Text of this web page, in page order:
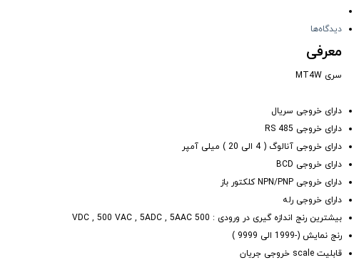
دیدگاه‌ها
معرفی
سری MT4W
دارای خروجی سریال
دارای خروجی RS 485
دارای خروجی آنالوگ ( 4 الی 20 ) میلی آمپر
دارای خروجی BCD
دارای خروجی NPN/PNP کلکتور باز
دارای خروجی رله
بیشترین رنج اندازه گیری در ورودی : 500 VDC , 500 VAC , 5ADC , 5AAC
رنج نمایش (-1999 الی 9999 )
قابلیت scale خروجی جریان